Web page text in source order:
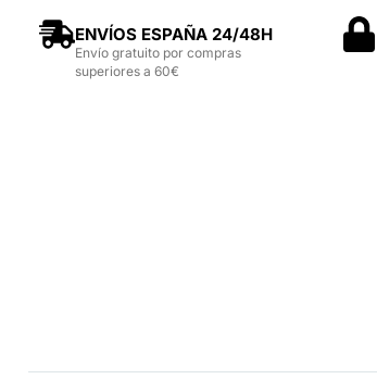
ENVÍOS ESPAÑA 24/48H
Envío gratuito por compras
superiores a 60€